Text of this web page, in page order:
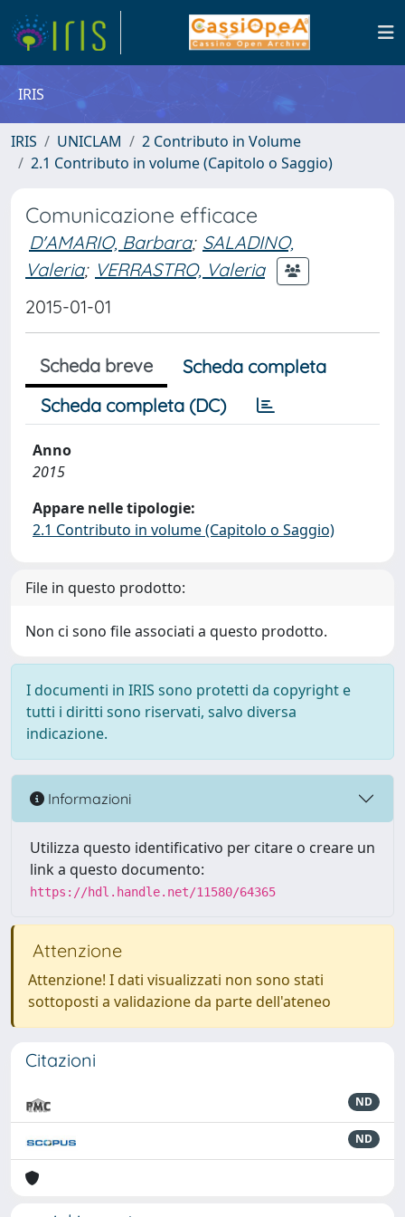
IRIS
IRIS UNICLAM
2 Contributo in Volume
2.1 Contributo in volume (Capitolo o Saggio)
Comunicazione efficace
D'AMARIO, Barbara; SALADINO,
Valeria; VERRASTRO, Valeria
2015-01-01
Scheda breve
Scheda completa
Scheda completa (DC)
Anno
2015
Appare nelle tipologie:
2.1 Contributo in volume (Capitolo o Saggio)
File in questo prodotto:
Non ci sono file associati a questo prodotto.
I documenti in IRIS sono protetti da copyright e
tutti i diritti sono riservati, salvo diversa
indicazione.
Informazioni
Utilizza questo identificativo per citare o creare un
link a questo documento:
https://hdl.handle.net/11580/64365
Attenzione
Attenzione! I dati visualizzati non sono stati
sottoposti a validazione da parte dell'ateneo
Citazioni
ND
ND